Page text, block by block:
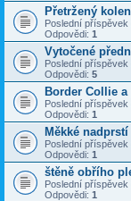
Přetržený
Poslední příspěvek
Odpovědi: 1
Vytočené
Poslední příspěvek
Odpovědi: 5
Border Collie
Poslední příspěvek
Odpovědi: 1
Měkké nadprstí
Poslední příspěvek
Odpovědi: 1
štěně obřího
Poslední příspěvek
Odpovědi: 1